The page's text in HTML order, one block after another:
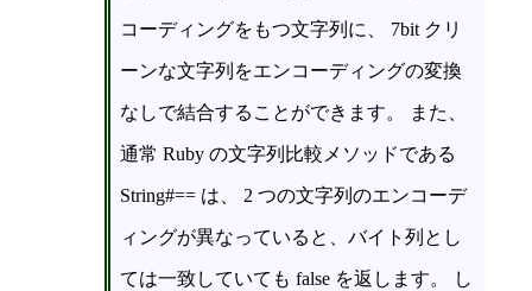
コーディングをもつ文字列に、 7bit クリ
ーンな文字列をエンコーディングの変換
なしで結合することができます。 また、
通常 Ruby の文字列比較メソッドである
String#== は、 2 つの文字列のエンコーデ
ィングが異なっていると、バイト列とし
ては一致していても false を返します。 し